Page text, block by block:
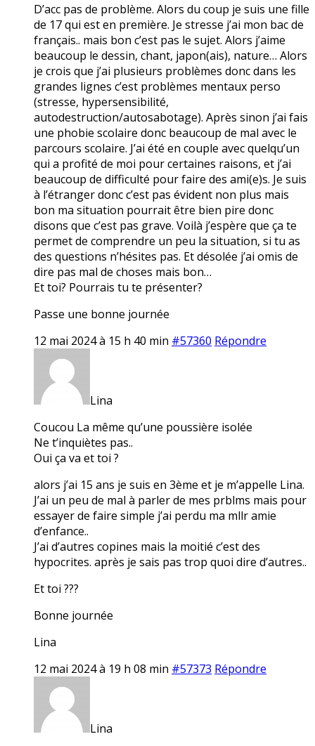
D’acc pas de problème. Alors du coup je suis une fille
de 17 qui est en première. Je stresse j’ai mon bac de
français.. mais bon c’est pas le sujet. Alors j’aime
beaucoup le dessin, chant, japon(ais), nature… Alors
je crois que j’ai plusieurs problèmes donc dans les
grandes lignes c’est problèmes mentaux perso
(stresse, hypersensibilité,
autodestruction/autosabotage). Après sinon j’ai fais
une phobie scolaire donc beaucoup de mal avec le
parcours scolaire. J’ai été en couple avec quelqu’un
qui a profité de moi pour certaines raisons, et j’ai
beaucoup de difficulté pour faire des ami(e)s. Je suis
à l’étranger donc c’est pas évident non plus mais
bon ma situation pourrait être bien pire donc
disons que c’est pas grave. Voilà j’espère que ça te
permet de comprendre un peu la situation, si tu as
des questions n’hésites pas. Et désolée j’ai omis de
dire pas mal de choses mais bon…
Et toi? Pourrais tu te présenter?
Passe une bonne journée
12 mai 2024 à 15 h 40 min #57360 Répondre
Lina
Coucou La même qu’une poussière isolée
Ne t’inquiètes pas..
Oui ça va et toi ?
alors j’ai 15 ans je suis en 3ème et je m’appelle Lina.
J’ai un peu de mal à parler de mes prblms mais pour
essayer de faire simple j’ai perdu ma mllr amie
d’enfance..
J’ai d’autres copines mais la moitié c’est des
hypocrites. après je sais pas trop quoi dire d’autres..
Et toi ???
Bonne journée
Lina
12 mai 2024 à 19 h 08 min #57373 Répondre
Lina